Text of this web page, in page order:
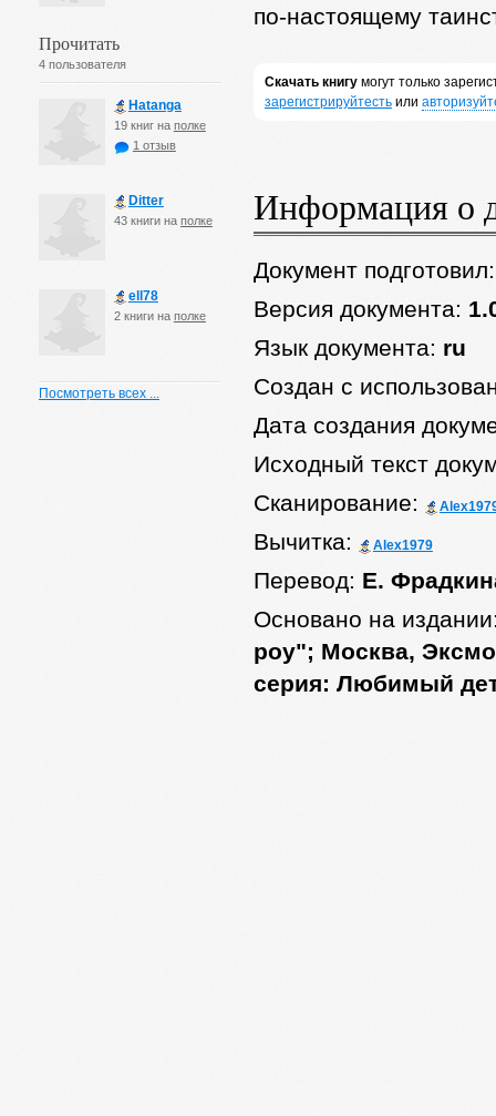
Прочитать
4 пользователя
Hatanga
19 книг на полке
1 отзыв
Ditter
43 книги на полке
ell78
2 книги на полке
Посмотреть всех ...
по-настоящему
Скачать книгумогут только
зарегистрируйтестьили
Информация о
Документ
Версия документа:
Язык документа: ru
Создан с
Дата создания
Исходный текст
Сканирование:
Вычитка: Alex1979
Перевод: Е.
Основано на
роу"; Москва,
серия: Любимый